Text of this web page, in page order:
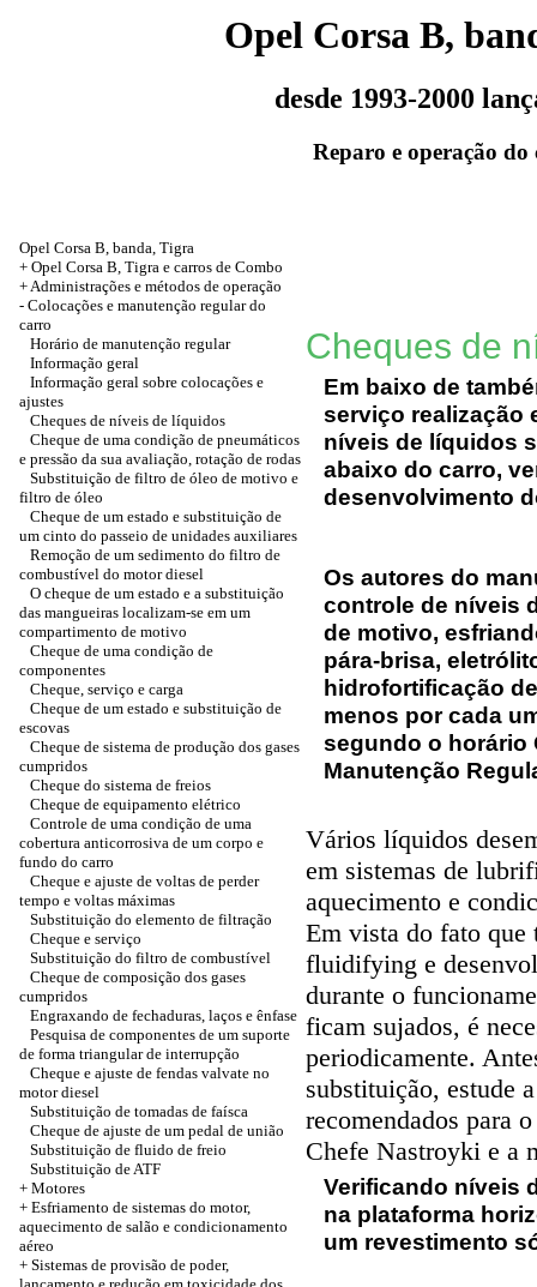
Opel Corsa B,
desde 1993-2000
Reparo e operação do
Opel Corsa B, banda, Tigra
+ Opel Corsa B, Tigra e carros de Combo
+Administrações e métodos de operação
- Colocações e manutenção regular do
carro
Horário de manutenção regular
Informação geral
Informação geral sobre colocações e
ajustes
Cheques de níveis de líquidos
Cheque de uma condição de pneumáticos
e pressão da sua avaliação, rotação de rodas
Substituição de filtro de óleo de motivo e
filtro de óleo
Cheque de um estado e substituição de
um cinto do passeio de unidades auxiliares
Remoção de um sedimento do filtro de
combustível do motor diesel
O cheque de um estado e a substituição
das mangueiras localizam-se em um
compartimento de motivo
Cheque de uma condição de
componentes
Cheque, serviço e carga
Cheque de um estado e substituição de
escovas
Cheque de sistema de produção dos gases
cumpridos
Cheque do sistema de freios
Cheque de equipamento elétrico
Controle de uma condição de uma
cobertura anticorrosiva de um corpo e
fundo do carro
Cheque e ajuste de voltas de perder
tempo e voltas máximas
Substituição do elemento de filtração
Cheque e serviço
Substituição do filtro de combustível
Cheque de composição dos gases
cumpridos
Engraxando de fechaduras, laços e ênfase
Pesquisa de componentes de um suporte
de forma triangular de interrupção
Cheque e ajuste de fendas valvate no
motor diesel
Substituição de tomadas de faísca
Cheque de ajuste de um pedal de união
Substituição de fluido de freio
Substituição de ATF
+ Motores
+ Esfriamento de sistemas do motor,
aquecimento de salão e condicionamento
aéreo
+ Sistemas de provisão de poder,
Cheques de
Em baixo de
serviço realização
níveis de líquidos
abaixo do carro,
desenvolvimento
Os autores do
controle de níveis
de motivo,
pára-brisa,
hidrofortificação
menos por cada
segundo o horário
Manutenção
Vários líquidos
em sistemas de
aquecimento e
Em vista do fato que
fluidifying e
durante o
ficam sujados, é
periodicamente.
substituição, estude
recomendados para
Chefe Nastroyki e a
Verificando níveis
na plataforma
um revestimento